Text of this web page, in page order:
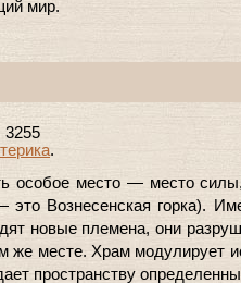
мир.
3255
.
особое место — место
это Вознесенская горка).
новые племена, они
же месте. Храм модулирует
пространству